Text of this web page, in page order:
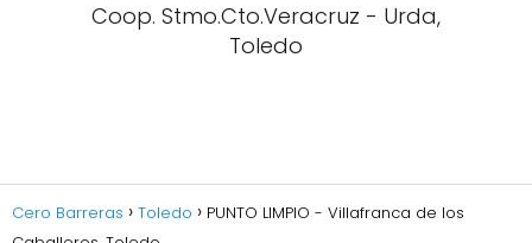
Coop. Stmo.Cto.Veracruz - Urda,
Toledo
Cero Barreras Toledo
PUNTO LIMPIO - Villafranca de los